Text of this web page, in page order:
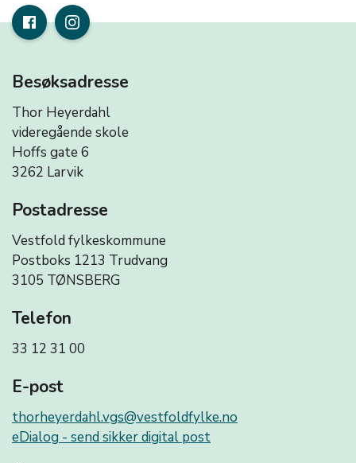
Besøksadresse
Thor Heyerdahl
videregående skole
Hoffs gate 6
3262 Larvik
Postadresse
Vestfold fylkeskommune
Postboks 1213 Trudvang
3105 TØNSBERG
Telefon
33 12 31 00
E-post
thorheyerdahl.vgs@vestfoldfylke.no
eDialog - send sikker digital post